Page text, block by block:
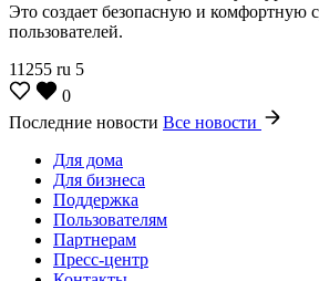
Это создает безопасную и комфортную
пользователей.
11255 ru 5
0
Последние новости Все новости
Для дома
Для бизнеса
Поддержка
Пользователям
Партнерам
Пресс-центр